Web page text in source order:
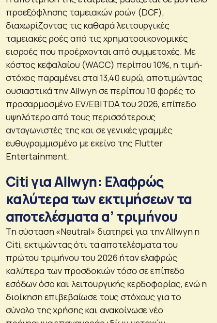
προεξόφλησης ταμειακών ροών (DCF),
διαχωρίζοντας τις καθαρά λειτουργικές
ταμειακές ροές από τις χρηματοοικονομικές
εισροές που προέρχονται από συμμετοχές. Με
κόστος κεφαλαίου (WACC) περίπου 10%, η τιμή-
στόχος παραμένει στα 13,40 ευρώ, αποτιμώντας
ουσιαστικά την Allwyn σε περίπου 10 φορές το
προσαρμοσμένο EV/EBITDA του 2026, επίπεδο
υψηλότερο από τους περισσότερους
ανταγωνιστές της και σε γενικές γραμμές
ευθυγραμμισμένο με εκείνο της Flutter
Entertainment.
Citi για Allwyn: Ελαφρώς
καλύτερα των εκτιμήσεων τα
αποτελέσματα α’ τριμήνου
Τη σύσταση «Neutral» διατηρεί για την Allwyn η
Citi, εκτιμώντας ότι τα αποτελέσματα του
πρώτου τριμήνου του 2026 ήταν ελαφρώς
καλύτερα των προσδοκιών τόσο σε επίπεδο
εσόδων όσο και λειτουργικής κερδοφορίας, ενώ η
διοίκηση επιβεβαίωσε τους στόχους για το
σύνολο της χρήσης και ανακοίνωσε νέο